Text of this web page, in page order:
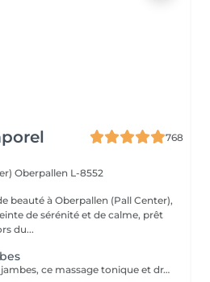
768
Oberpallen L-8552
beauté à Oberpallen (Pall Center),
de sérénité et de calme, prêt
du...
Dédié au bien-être de vos jambes, ce massage tonique et drainant vous procure une délicieuse sensation de légèreté.